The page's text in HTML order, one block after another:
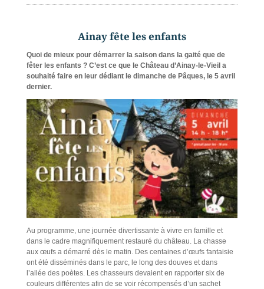
Ainay fête les enfants
Quoi de mieux pour démarrer la saison dans la gaité que de
fêter les enfants ? C’est ce que le Château d’Ainay-le-Vieil a
souhaité faire en leur dédiant le dimanche de Pâques, le 5 avril
dernier.
Au programme, une journée divertissante à vivre en famille et
dans le cadre magnifiquement restauré du château. La chasse
aux œufs a démarré dès le matin. Des centaines d’œufs fantaisie
ont été disséminés dans le parc, le long des douves et dans
l’allée des poètes. Les chasseurs devaient en rapporter six de
couleurs différentes afin de se voir récompensés d’un sachet